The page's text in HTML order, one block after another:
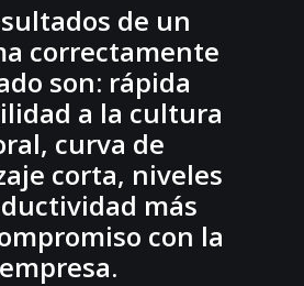
de un
correctamente
son: rápida
a la cultura
curva de
corta, niveles
más
con la
empresa.